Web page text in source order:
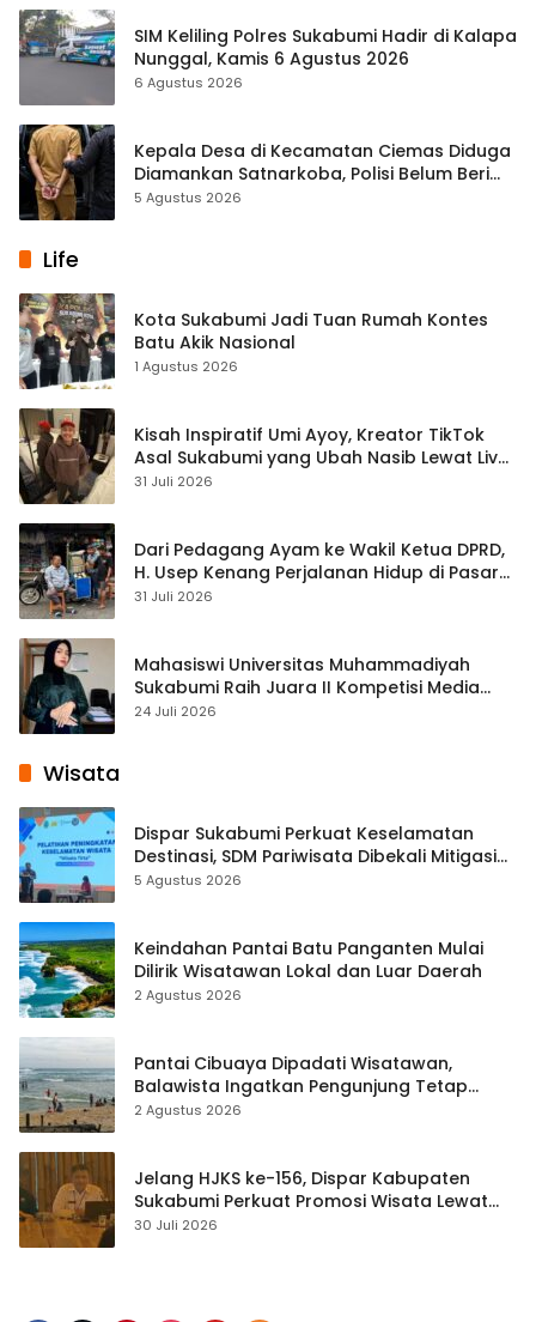
SIM Keliling Polres Sukabumi Hadir di Kalapa
Nunggal, Kamis 6 Agustus 2026
6 Agustus 2026
Kepala Desa di Kecamatan Ciemas Diduga
Diamankan Satnarkoba, Polisi Belum Beri
Penjelasan Resmi
5 Agustus 2026
Life
Kota Sukabumi Jadi Tuan Rumah Kontes
Batu Akik Nasional
1 Agustus 2026
Kisah Inspiratif Umi Ayoy, Kreator TikTok
Asal Sukabumi yang Ubah Nasib Lewat Live
Streaming
31 Juli 2026
Dari Pedagang Ayam ke Wakil Ketua DPRD,
H. Usep Kenang Perjalanan Hidup di Pasar
Cisaat
31 Juli 2026
Mahasiswi Universitas Muhammadiyah
Sukabumi Raih Juara II Kompetisi Media
Pembelajaran Digital Tingkat Internasional
24 Juli 2026
Wisata
Dispar Sukabumi Perkuat Keselamatan
Destinasi, SDM Pariwisata Dibekali Mitigasi
hingga Teknik Evakuasi
5 Agustus 2026
Keindahan Pantai Batu Panganten Mulai
Dilirik Wisatawan Lokal dan Luar Daerah
2 Agustus 2026
Pantai Cibuaya Dipadati Wisatawan,
Balawista Ingatkan Pengunjung Tetap
Waspada
2 Agustus 2026
Jelang HJKS ke-156, Dispar Kabupaten
Sukabumi Perkuat Promosi Wisata Lewat
Publikasi Digital
30 Juli 2026